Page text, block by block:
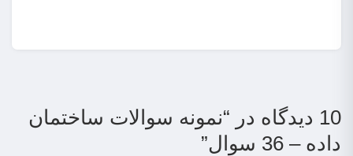
10 دیدگاه در “
نمونه سوالات ساختمان
داده – 36 سوال
”